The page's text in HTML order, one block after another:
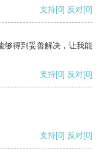
支持[0] 反对[0]
够得到妥善解决，让我能
支持[0] 反对[0]
支持[0] 反对[0]